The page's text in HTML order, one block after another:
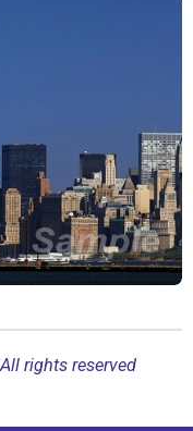
All rights reserved